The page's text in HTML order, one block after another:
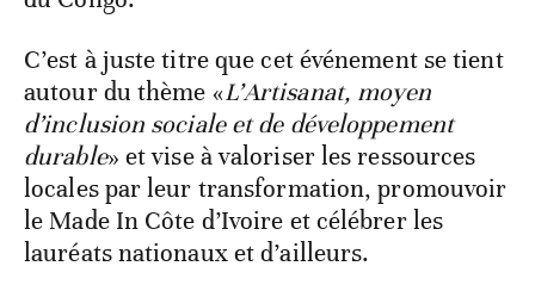
C’est à juste titre que cet événement se tient
autour du thème «L’Artisanat, moyen
d’inclusion sociale et de développement
durable» et vise à valoriser les ressources
locales par leur transformation, promouvoir
le Made In Côte d’Ivoire et célébrer les
lauréats nationaux et d’ailleurs.